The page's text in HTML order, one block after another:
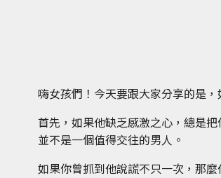
嗨女孩們！今天要跟大家分享的是
首先，如果他缺乏感激之心，總是
並不是一個值得交往的男人。
如果你曾抓到他說謊不只一次，那